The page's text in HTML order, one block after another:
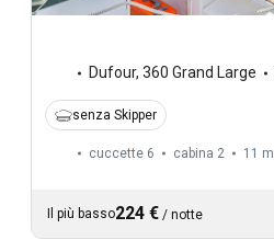
Dufour, 360 Grand Large
senza Skipper
cuccette 6 cabina 2 11 m
Il più basso224 € / notte